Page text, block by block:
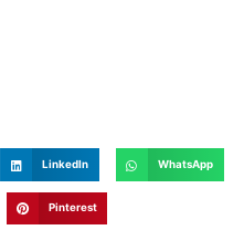
LinkedIn WhatsApp
Pinterest